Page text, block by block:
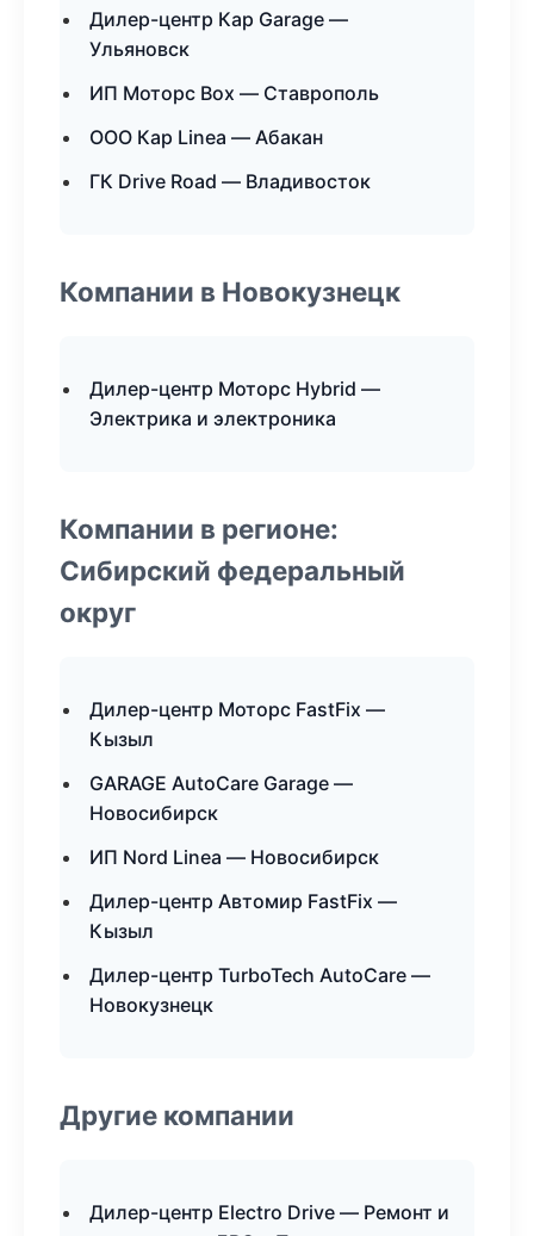
Дилер-центр Кар Garage —
Ульяновск
ИП Моторс Box — Ставрополь
ООО Кар Linea — Абакан
ГК Drive Road — Владивосток
Компании в Новокузнецк
Дилер-центр Моторс Hybrid —
Электрика и электроника
Компании в регионе:
Сибирский федеральный
округ
Дилер-центр Моторс FastFix —
Кызыл
GARAGE AutoCare Garage —
Новосибирск
ИП Nord Linea — Новосибирск
Дилер-центр Автомир FastFix —
Кызыл
Дилер-центр TurboTech AutoCare —
Новокузнецк
Другие компании
Дилер-центр Electro Drive — Ремонт и